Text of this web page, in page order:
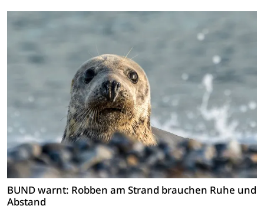
BUND warnt: Robben am Strand brauchen Ruhe und
Abstand